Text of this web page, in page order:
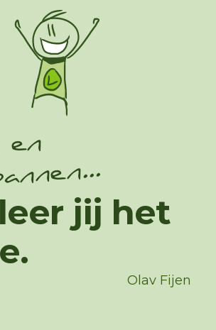
jij het
Olav Fijen